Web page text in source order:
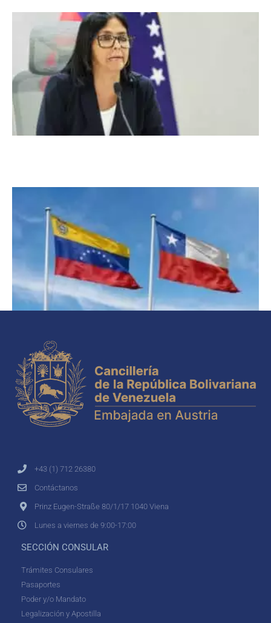
+43 (1) 712 26380
Contáctanos
Prinz Eugen-Straße 80/1/17 1040 Viena
Lunes a viernes de 9:00-17:00
SECCIÓN CONSULAR
Trámites Consulares
Pasaportes
Poder y/o Mandato
Legalización y Apostilla